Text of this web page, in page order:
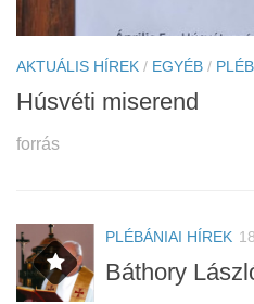
Ige
AKTUÁLIS HÍREK / EGYÉB /
Húsvéti miserend
forrás
PLÉBÁNIAI HÍREK
Báthory